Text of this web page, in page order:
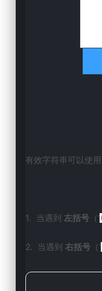
有效字符串可以使用
1.  当遇到 左括号（‘
2.  当遇到 右括号（‘